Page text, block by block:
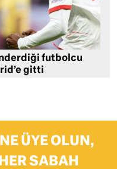
futbolcu
gitti
ÜYE OLUN,
SABAH